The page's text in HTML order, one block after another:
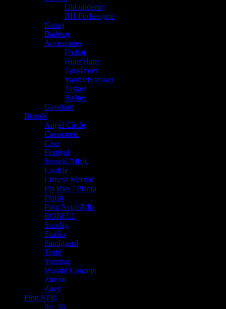
Uld undertøj
BH Forlængere
Nattøj
Badetøj
Accessories
Fodtøj
Huer/Hatte
Tørklæder
Vanter/Hansker
Tasker
Bælter
Gavekort
Brands
Angel Circle
Cassiopeia
Ciso
Festival
JanneK/MbA
LauRie
Lisbeth Merrild
Pia Ries / Pianta
Plaisir
Pont Neuf/Adia
ROBELL
Sunday
Studio
Sandgaard
Trofé
Vanting
Wasabi Concept
Zhenzi
Zoey
Find STR.
Str. 36